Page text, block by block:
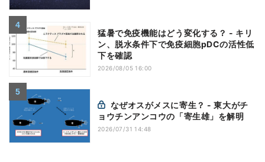
猛暑で免疫機能はどう変化する？ - キリ
ン、脱水条件下で免疫細胞pDCの活性低
下を確認
2026/08/05 16:00
ョウチンアンコウの「寄生雄」を解明
2026/07/31 14:48